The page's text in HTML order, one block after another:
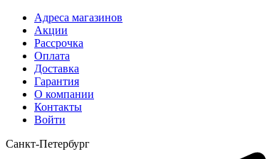
Адреса магазинов
Акции
Рассрочка
Оплата
Доставка
Гарантия
О компании
Контакты
Войти
Санкт-Петербург